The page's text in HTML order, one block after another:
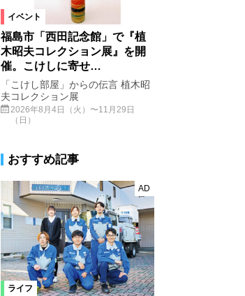
イベント
福島市「西田記念館」で『植
木昭夫コレクション展』を開
催。こけしに寄せ…
「こけし部屋」からの伝言 植木昭
夫コレクション展
2026年8月4日（火）〜11月29日
（日）
おすすめ記事
ライフ
AD